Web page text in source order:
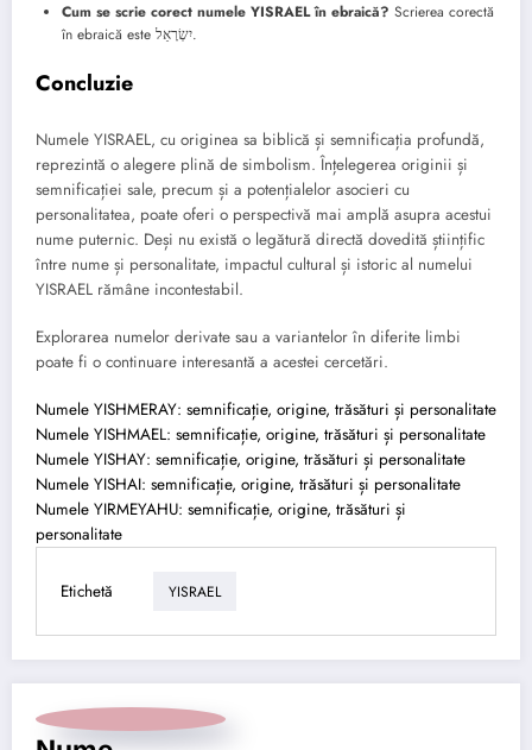
Cum se scrie corect numele YISRAEL în ebraică? Scrierea corectă
în ebraică este יִשְׂרָאֵל.
Concluzie
Numele YISRAEL, cu originea sa biblică și semnificația profundă,
reprezintă o alegere plină de simbolism. Înțelegerea originii și
semnificației sale, precum și a potențialelor asocieri cu
personalitatea, poate oferi o perspectivă mai amplă asupra acestui
nume puternic. Deși nu există o legătură directă dovedită științific
între nume și personalitate, impactul cultural și istoric al numelui
YISRAEL rămâne incontestabil.
Explorarea numelor derivate sau a variantelor în diferite limbi
poate fi o continuare interesantă a acestei cercetări.
Numele YISHMERAY: semnificație, origine, trăsături și personalitate
Numele YISHMAEL: semnificație, origine, trăsături și personalitate
Numele YISHAY: semnificație, origine, trăsături și personalitate
Numele YISHAI: semnificație, origine, trăsături și personalitate
Numele YIRMEYAHU: semnificație, origine, trăsături și
personalitate
Etichetă YISRAEL